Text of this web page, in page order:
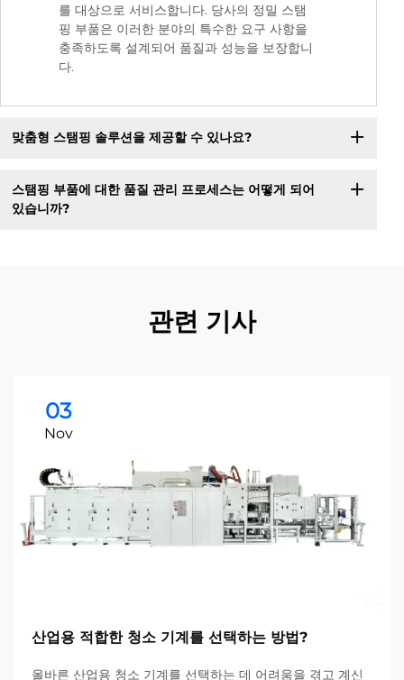
를 대상으로 서비스합니다. 당사의 정밀 스탬
핑 부품은 이러한 분야의 특수한 요구 사항을
충족하도록 설계되어 품질과 성능을 보장합니
다.
맞춤형 스탬핑 솔루션을 제공할 수 있나요?
스탬핑 부품에 대한 품질 관리 프로세스는 어떻게 되어
있습니까?
관련 기사
03
Nov
산업용 적합한 청소 기계를 선택하는 방법?
올바른 산업용 청소 기계를 선택하는 데 어려움을 겪고 계신